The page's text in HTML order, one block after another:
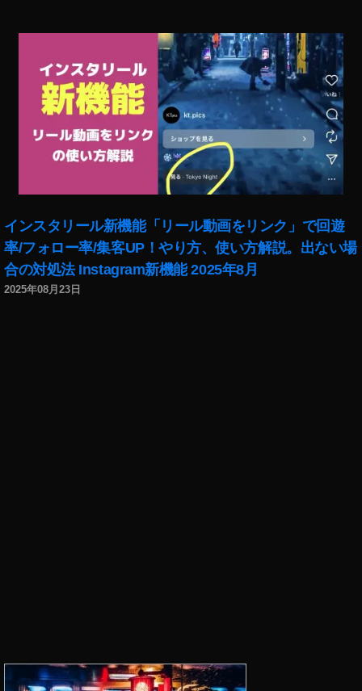
インスタリール新機能「リール動画をリンク」で回遊
率/フォロー率/集客UP！やり方、使い方解説。出ない場
合の対処法 Instagram新機能 2025年8月
2025年08月23日